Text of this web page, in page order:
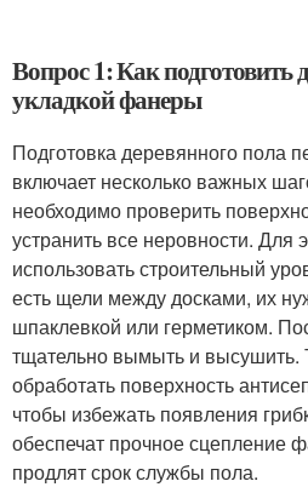
Вопрос 1: Как подготовить
укладкой фанеры
Подготовка деревянного пола
включает несколько важных
необходимо проверить
устранить все неровности. Для
использовать строительный
есть щели между досками, их
шпаклевкой или герметиком.
тщательно вымыть и высушить.
обработать поверхность
чтобы избежать появления
обеспечат прочное сцепление
продлят срок службы пола.